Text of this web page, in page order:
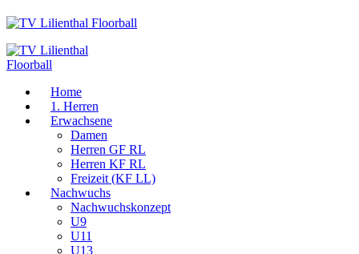
Home
1. Herren
Erwachsene
Damen
Herren GF RL
Herren KF RL
Freizeit (KF LL)
Nachwuchs
Nachwuchskonzept
U9
U11
U13